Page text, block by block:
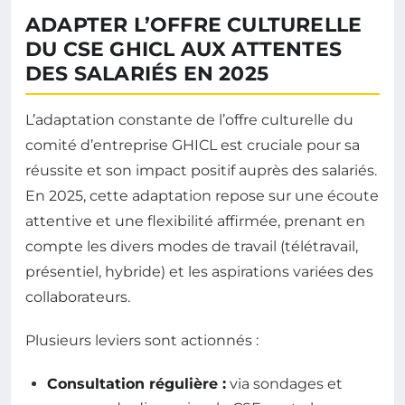
ADAPTER L’OFFRE CULTURELLE
DU CSE GHICL AUX ATTENTES
DES SALARIÉS EN 2025
L’adaptation constante de l’offre culturelle du
comité d’entreprise GHICL est cruciale pour sa
réussite et son impact positif auprès des salariés.
En 2025, cette adaptation repose sur une écoute
attentive et une flexibilité affirmée, prenant en
compte les divers modes de travail (télétravail,
présentiel, hybride) et les aspirations variées des
collaborateurs.
Plusieurs leviers sont actionnés :
Consultation régulière : via sondages et